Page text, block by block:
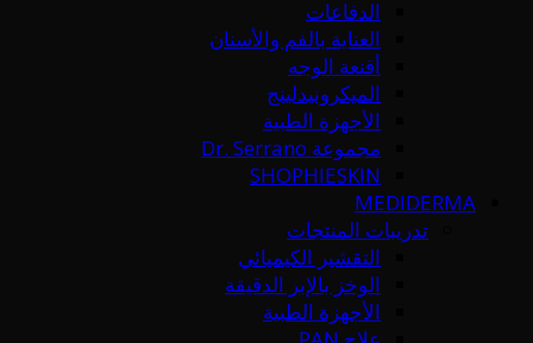
الدفاعات
العناية بالفم والأسنان
أقنعة الوجه
الميكرونيدلينج
الأجهزة الطبية
مجموعة Dr. Serrano
SHOPHIESKIN
MEDIDERMA
تدريبات المنتجات
التقشير الكيميائي
الوخز بالإبر الدقيقة
الأجهزة الطبية